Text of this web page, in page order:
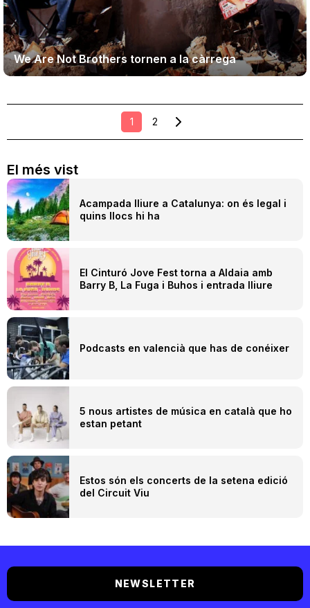
We Are Not Brothers tornen a la càrrega
1 2
El més vist
Acampada lliure a Catalunya: on és legal i
quins llocs hi ha
El Cinturó Jove Fest torna a Aldaia amb
Barry B, La Fuga i Buhos i entrada lliure
Podcasts en valencià que has de conéixer
5 nous artistes de música en català que ho
estan petant
Estos són els concerts de la setena edició
del Circuit Viu
NEWSLETTER